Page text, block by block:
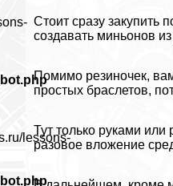
Стоит сразу закупить
создавать миньонов
Помимо резиночек,
простых браслетов,
Тут только руками или
разовое вложение
lessons-